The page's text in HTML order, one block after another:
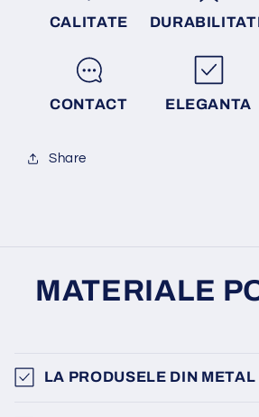
CALITATE
CONTACT ELEGANTA
Share
MATERIALE
LA PRODUSELE DIN METAL